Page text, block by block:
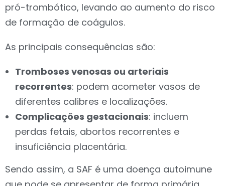
pró-trombótico, levando ao aumento do risco
de formação de coágulos.
As principais consequências são:
Tromboses venosas ou arteriais
recorrentes: podem acometer vasos de
diferentes calibres e localizações.
Complicações gestacionais: incluem
perdas fetais, abortos recorrentes e
insuficiência placentária.
Sendo assim, a SAF é uma doença autoimune